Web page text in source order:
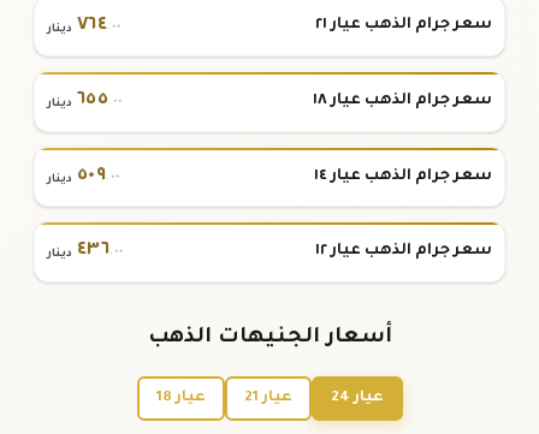
سعر جرام الذهب عيار ٢١ ٧٦٤.٠٠ دينار
سعر جرام الذهب عيار ١٨ ٦٥٥.٠٠ دينار
سعر جرام الذهب عيار ١٤ ٥٠٩.٠٠ دينار
سعر جرام الذهب عيار ١٢ ٤٣٦.٠٠ دينار
أسعار الجنيهات الذهب
عيار 24 عيار 21 عيار 18